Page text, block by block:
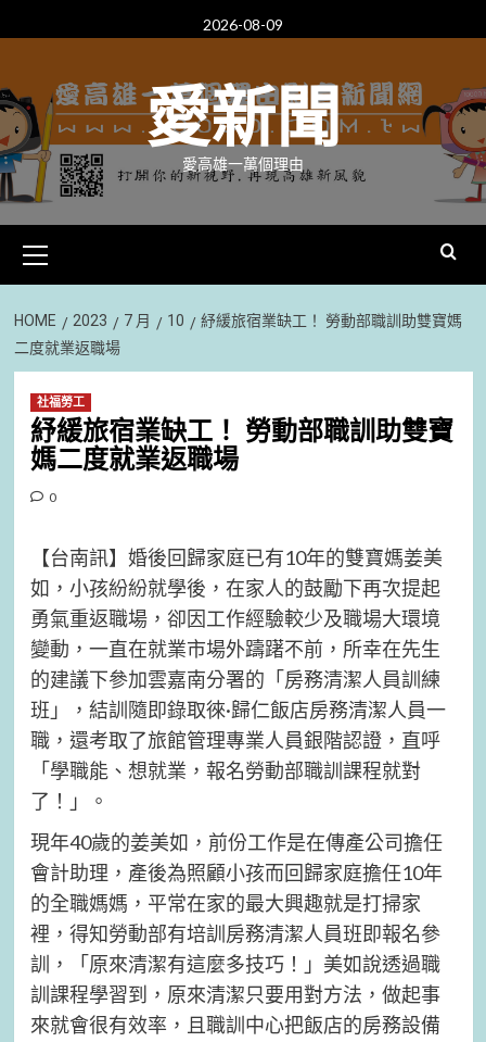
to
2026-08-09
愛新聞
愛高雄一萬個理由
Menu
HOME 2023 7 月 10
紓緩旅宿業缺工！ 勞動部職訓助雙寶媽
二度就業返職場
社福勞工
紓緩旅宿業缺工！ 勞動部職訓助雙寶
媽二度就業返職場
0
【台南訊】婚後回歸家庭已有10年的雙寶媽姜美
如，小孩紛紛就學後，在家人的鼓勵下再次提起
勇氣重返職場，卻因工作經驗較少及職場大環境
變動，一直在就業市場外躊躇不前，所幸在先生
的建議下參加雲嘉南分署的「房務清潔人員訓練
班」，結訓隨即錄取徠·歸仁飯店房務清潔人員一
職，還考取了旅館管理專業人員銀階認證，直呼
「學職能、想就業，報名勞動部職訓課程就對
了！」。
現年40歲的姜美如，前份工作是在傳產公司擔任
會計助理，產後為照顧小孩而回歸家庭擔任10年
的全職媽媽，平常在家的最大興趣就是打掃家
裡，得知勞動部有培訓房務清潔人員班即報名參
訓，「原來清潔有這麼多技巧！」美如說透過職
訓課程學習到，原來清潔只要用對方法，做起事
來就會很有效率，且職訓中心把飯店的房務設備